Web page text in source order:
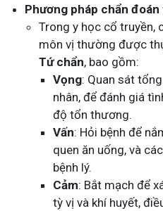
Phương pháp chẩn
Trong y học cổ truyền,
môn vị thường được
Tứ chẩn, bao gồm:
Vọng: Quan sát
nhân, để đánh giá
độ tổn thương.
Vấn: Hỏi bệnh để
quen ăn uống, và
bệnh lý.
Cảm: Bắt mạch để
tỳ vị và khí huyết,